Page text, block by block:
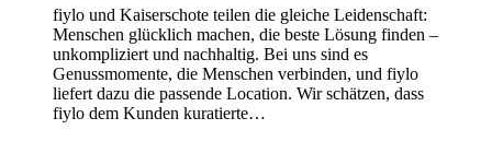
fiylo und Kaiserschote teilen die gleiche Leidenschaft:
Menschen glücklich machen, die beste Lösung finden –
unkompliziert und nachhaltig. Bei uns sind es
Genussmomente, die Menschen verbinden, und fiylo
liefert dazu die passende Location. Wir schätzen, dass
fiylo dem Kunden kuratierte…